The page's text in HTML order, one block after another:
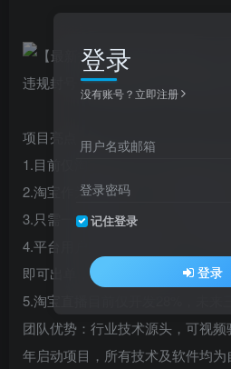
项目亮点：
1.目前仅淘宝平台支持无人直播，
2.淘宝作为购物平台，用户购买意
3.只需一台电脑，24小时全天直播
4.平台用户购物目的明确，对直播
即可出单，适合矩阵运营
5.淘宝直播目前仅开发28%，未来
团队优势：行业技术源头，可视
年启动项目，所有技术及软件均
登录
没有账号？立即注册
用户名或邮箱
登录密码
记住登录
登录